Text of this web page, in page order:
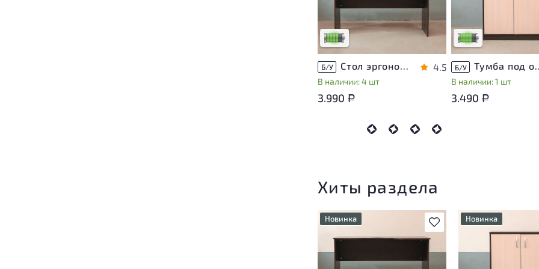
на удобство его
использования
Низкая степень износа
Б/У
В наличии: 4 шт
4.5
3.990 Р
на удобство его
Низкая степень
Б/У Тумба
В наличии: 1 шт
3.490 Р
Хиты раздела
В избранное
Новинка
У товара присутствуют
незначительные следы
эксплуатации, не влияющие
на удобство его
Новинка
У товара
незначительные
эксплуатации, не
на удобство его